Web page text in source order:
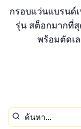
กรอบแว่นแบรนด์
รุ่น สต็อกมากที่
พร้อมตัดเ